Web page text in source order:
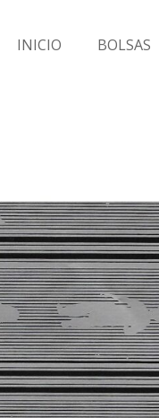
INICIO BOLSAS